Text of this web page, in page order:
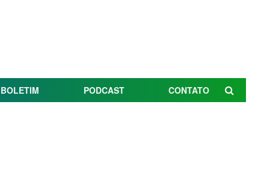
BOLETIM PODCAST CONTATO